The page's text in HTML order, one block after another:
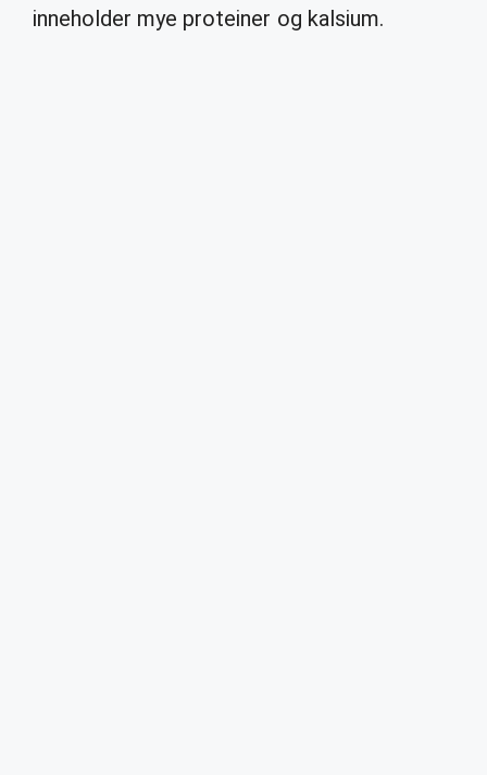
inneholder mye proteiner og kalsium.